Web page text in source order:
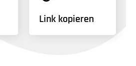
Link kopieren